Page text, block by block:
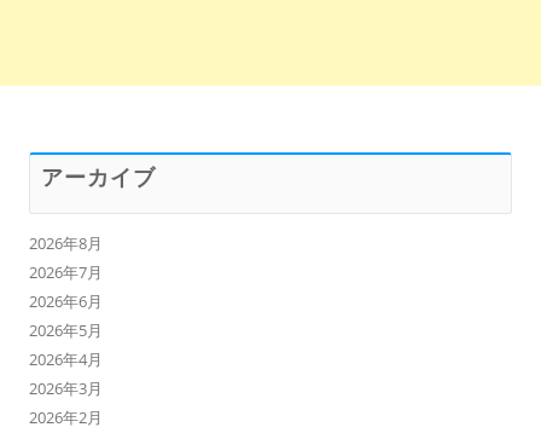
アーカイブ
2026年8月
2026年7月
2026年6月
2026年5月
2026年4月
2026年3月
2026年2月